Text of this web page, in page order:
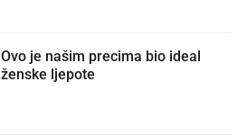
Ovo je našim precima bio ideal
ženske ljepote